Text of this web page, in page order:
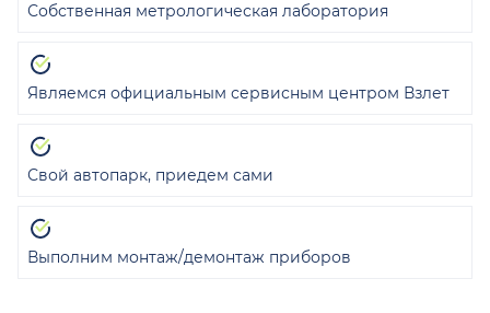
Собственная метрологическая лаборатория
Являемся официальным сервисным центром Взлет
Свой автопарк, приедем сами
Выполним монтаж/демонтаж приборов